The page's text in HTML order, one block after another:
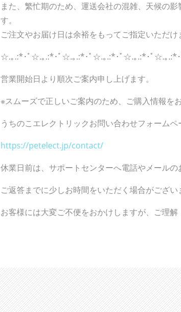
また、繁忙期のため、運送会社の混雑、天候の
す。
ご注文やお届け日は余裕をもってご指定いただけ
☆.｡.:*･ﾟ☆.｡.:*･ﾟ☆.｡.:*･ﾟ☆.｡.:*･ﾟ☆.｡.:*･ﾟ☆.｡.:*
営業開始日より順次ご案内申し上げます。
※スムーズで正しいご案内のため、ご購入情報を
うちのこエレクトリックお問い合わせフォームペ
https://petelect.jp/contact/
休業日前は、サポートセンターへ電話やメールの
ご返答までに少しお時間をいただく場合がござい
お客様には大変ご不便をおかけしますが、ご理解